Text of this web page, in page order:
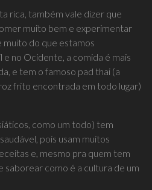
rica, também vale dizer que
muito bem e experimentar
muito do que estamos
no Ocidente, a comida é mais
e tem o famoso pad thai (a
frito encontrada em todo lugar)
como um todo) tem
pois usam muitos
e, mesmo pra quem tem
saborear como é a cultura de um